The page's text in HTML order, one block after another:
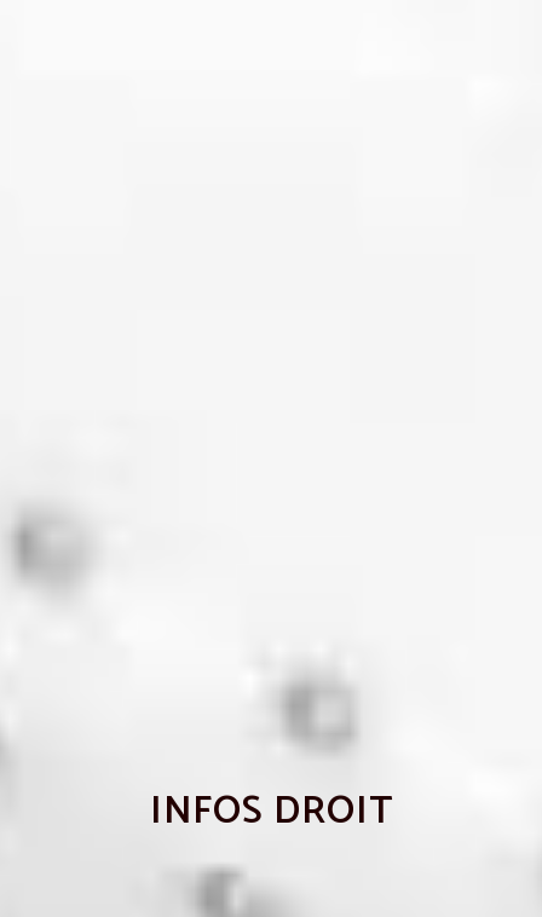
INFOS DROIT